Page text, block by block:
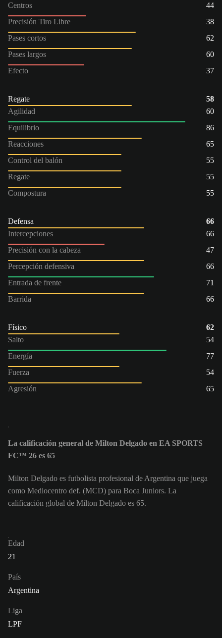
Centros
44
Precisión Tiro Libre
38
Pases cortos
62
Pases largos
60
Efecto
37
Regate
58
Agilidad
60
Equilibrio
86
Reacciones
65
Control del balón
55
Regate
55
Compostura
55
Defensa
66
Intercepciones
66
Precisión con la cabeza
47
Percepción defensiva
66
Entrada de frente
71
Barrida
66
Físico
62
Salto
54
Energía
77
Fuerza
54
Agresión
65
La calificación general de Milton Delgado en EA SPORTS
FC™ 26 es 65
Milton Delgado es futbolista profesional de Argentina que juega
como Mediocentro def. (MCD) para Boca Juniors. La
calificación global de Milton Delgado es 65.
Edad
21
País
Argentina
Liga
LPF